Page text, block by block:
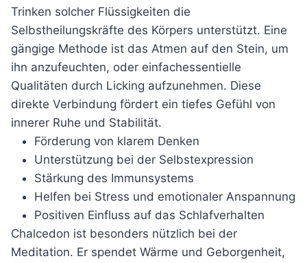
Trinken solcher Flüssigkeiten die
Selbstheilungskräfte des Körpers unterstützt. Eine
gängige Methode ist das Atmen auf den Stein, um
ihn anzufeuchten, oder einfachessentielle
Qualitäten durch Licking aufzunehmen. Diese
direkte Verbindung fördert ein tiefes Gefühl von
innerer Ruhe und Stabilität.
Förderung von klarem Denken
Unterstützung bei der Selbstexpression
Stärkung des Immunsystems
Helfen bei Stress und emotionaler Anspannung
Positiven Einfluss auf das Schlafverhalten
Chalcedon ist besonders nützlich bei der
Meditation. Er spendet Wärme und Geborgenheit,